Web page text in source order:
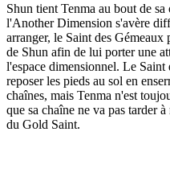
Shun tient Tenma au bout de
l'Another Dimension s'avère
arranger, le Saint des
de Shun afin de lui porter une
l'espace dimensionnel. Le
reposer les pieds au sol en
chaînes, mais Tenma n'est
que sa chaîne ne va pas tarder
du Gold Saint.